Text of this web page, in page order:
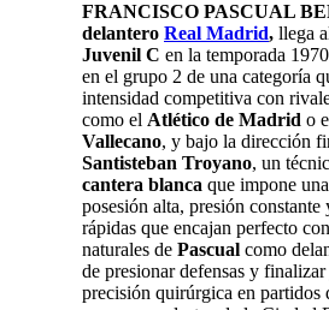
FRANCISCO PASCUAL
delantero Real Madrid, llega
Juvenil C en la temporada
en el grupo 2 de una categoría
intensidad competitiva con
como el Atlético de Madrid o
Vallecano, y bajo la dirección
Santisteban Troyano, un
cantera blanca que impone
posesión alta, presión constante
rápidas que encajan perfecto
naturales de Pascual como
de presionar defensas y
precisión quirúrgica en partidos